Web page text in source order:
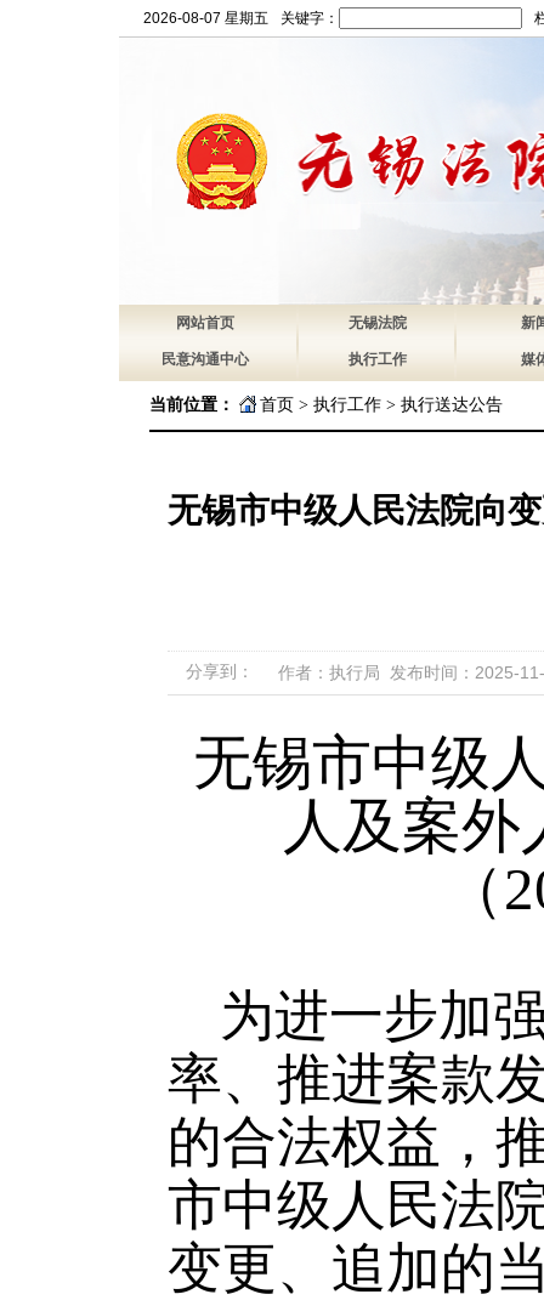
2026-08-07 星期五 关键字：
网站首页 无锡法院 新
民意沟通中心 执行工作 媒
当前位置： 首页 > 执行工作 > 执行送达公告
无锡市中级人民法院向
分享到： 作者：执行局 发布时间：2025-
无锡市中级
人及案
（
为进一步加
率、推进案款
的合法权益，
市中级人民法
变更、追加的